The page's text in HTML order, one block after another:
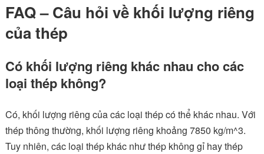
FAQ – Câu hỏi về khối lượng riêng
của thép
Có khối lượng riêng khác nhau cho các
loại thép không?
Có, khối lượng riêng của các loại thép có thể khác nhau. Với
thép thông thường, khối lượng riêng khoảng 7850 kg/m^3.
Tuy nhiên, các loại thép khác như thép không gỉ hay thép